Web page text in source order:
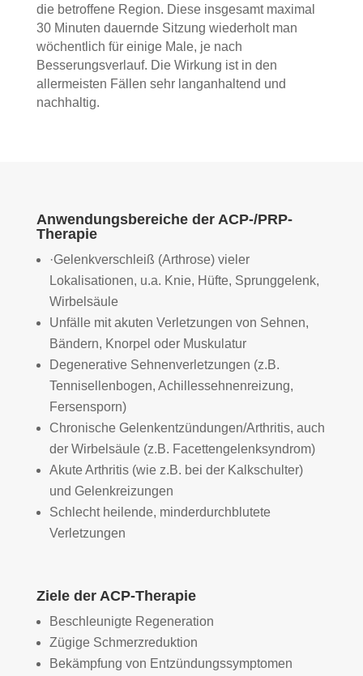
die betroffene Region. Diese insgesamt maximal
30 Minuten dauernde Sitzung wiederholt man
wöchentlich für einige Male, je nach
Besserungsverlauf. Die Wirkung ist in den
allermeisten Fällen sehr langanhaltend und
nachhaltig.
Anwendungsbereiche der ACP-/PRP-
Therapie
·Gelenkverschleiß (Arthrose) vieler
Lokalisationen, u.a. Knie, Hüfte, Sprunggelenk,
Wirbelsäule
Unfälle mit akuten Verletzungen von Sehnen,
Bändern, Knorpel oder Muskulatur
Degenerative Sehnenverletzungen (z.B.
Tennisellenbogen, Achillessehnenreizung,
Fersensporn)
Chronische Gelenkentzündungen/Arthritis, auch
der Wirbelsäule (z.B. Facettengelenksyndrom)
Akute Arthritis (wie z.B. bei der Kalkschulter)
und Gelenkreizungen
Schlecht heilende, minderdurchblutete
Verletzungen
Ziele der ACP-Therapie
Beschleunigte Regeneration
Zügige Schmerzreduktion
Bekämpfung von Entzündungssymptomen